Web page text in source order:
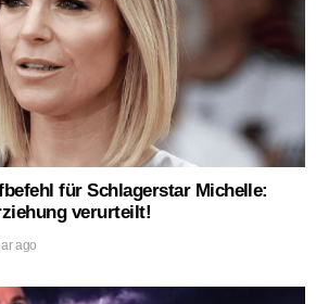
für Schlagerstar Michelle:
verurteilt!
ago